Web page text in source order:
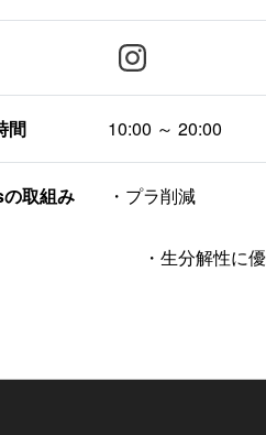
間 10:00 ～ 20:00
取組み ・
・生分解性に優